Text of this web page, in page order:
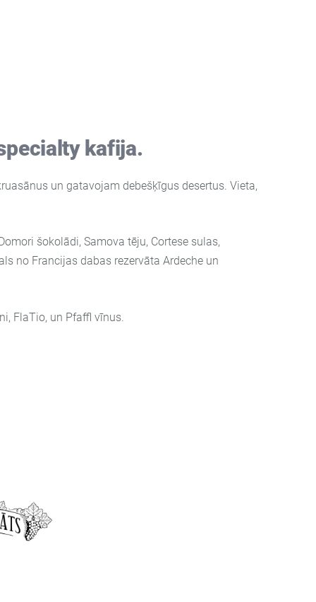
kafija.
un gatavojam debešķīgus desertus. Vieta,
šokolādi, Samova tēju, Cortese sulas,
no Francijas dabas rezervāta Ardeche un
FlaTio, un Pfaffl vīnus.